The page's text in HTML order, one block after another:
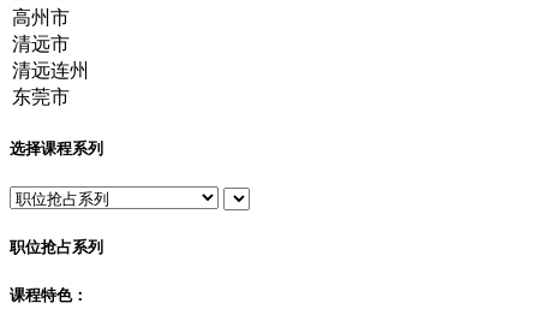
选择课程系列
职位抢占系列
课程特色：